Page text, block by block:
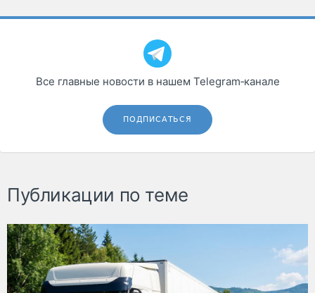
Все главные новости в нашем Telegram‑канале
ПОДПИСАТЬСЯ
Публикации по теме